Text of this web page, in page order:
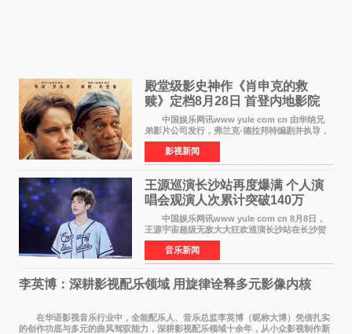
殿堂级影史神作《肖申克的救
赎》定档8月28日 首登内地影院
中国娱乐网讯www yule com cn 由华纳兄
弟影片公司发行，弗兰克·德拉邦特编剧并执导，
蒂姆·罗宾斯、摩根·弗里曼主演的影史传世经典
《肖申克的救赎》（The Shawshank
Redemption）今日发布
影视新闻
王源巡演长沙站再度爆满 个人演
唱会观演人次累计突破140万
中国娱乐网讯www yule com cn 8月8日，
王源宇宙超级无敌大大狂欢巡演长沙站在长沙贺
龙体育场唱响，这也是王源个人巡演首次登陆长
沙。十年前，王源曾在这座熟悉的城市举办16岁
生日会，从当初的
音乐新闻
李英博：深耕影视配乐领域 用旋律诠释多元影像内核
在华语影视音乐行业中，全能配乐人、音乐总监李英博（昵称大博）凭借扎实
的创作功底与多元的曲风驾驭能力，深耕影视配乐领域十余年，从小众影视制作新